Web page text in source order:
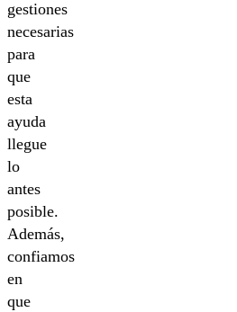
gestiones
necesarias
para
que
esta
ayuda
llegue
lo
antes
posible.
Además,
confiamos
en
que